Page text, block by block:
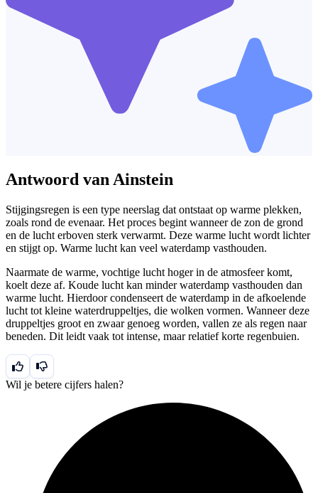
Antwoord van Ainstein
Stijgingsregen is een type neerslag dat ontstaat op warme plekken,
zoals rond de evenaar. Het proces begint wanneer de zon de grond
en de lucht erboven sterk verwarmt. Deze warme lucht wordt lichter
en stijgt op. Warme lucht kan veel waterdamp vasthouden.
Naarmate de warme, vochtige lucht hoger in de atmosfeer komt,
koelt deze af. Koude lucht kan minder waterdamp vasthouden dan
warme lucht. Hierdoor condenseert de waterdamp in de afkoelende
lucht tot kleine waterdruppeltjes, die wolken vormen. Wanneer deze
druppeltjes groot en zwaar genoeg worden, vallen ze als regen naar
beneden. Dit leidt vaak tot intense, maar relatief korte regenbuien.
Wil je betere cijfers halen?